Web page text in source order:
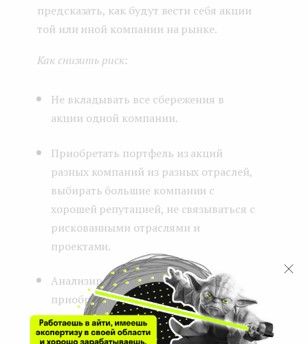
предсказать, как будут вести себя акции
той или иной компании на рынке.
Как снизить риск:
Не вкладывать все сбережения в
акции одной компании.
Приобретать портфель из акций
разных компаний из разных отраслей,
выбирать большие компании с
хорошей репутацией, не связываться с
рискованными отраслями и
проектами.
Анализировать компанию перед
приобретением акций: смотреть ее
историю, устройство, бизнес-модель,
узнать информацию по росту прибыли